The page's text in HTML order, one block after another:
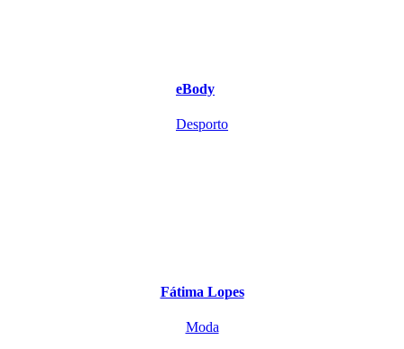
eBody
Desporto
Fátima Lopes
Moda